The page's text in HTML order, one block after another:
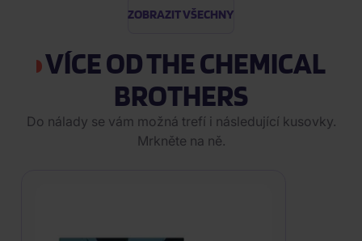
ZOBRAZIT VŠECHNY
VÍCE OD THE CHEMICAL
BROTHERS
Do nálady se vám možná trefí i následující kusovky.
Mrkněte na ně.